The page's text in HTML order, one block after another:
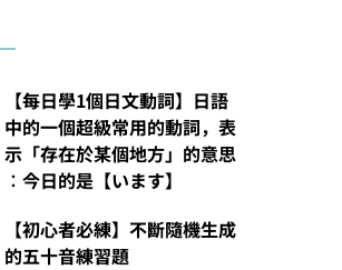
【每日學1個日文動詞】日語
中的一個超級常用的動詞，表
示「存在於某個地方」的意思
︰今日的是【います】
【初心者必練】不斷隨機生成
的五十音練習題